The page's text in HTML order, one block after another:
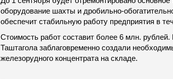
оборудование шахты и дробильно-
обеспечит стабильную работу предприятия в
Стоимость работ составит более 6 млн. рублей.
Таштагола заблаговременно создали
железорудного концентрата на складе.